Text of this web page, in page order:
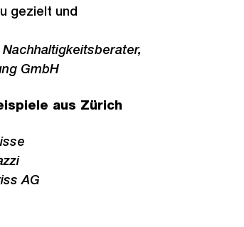
gezielt und
GmbH
aus Zürich
AG